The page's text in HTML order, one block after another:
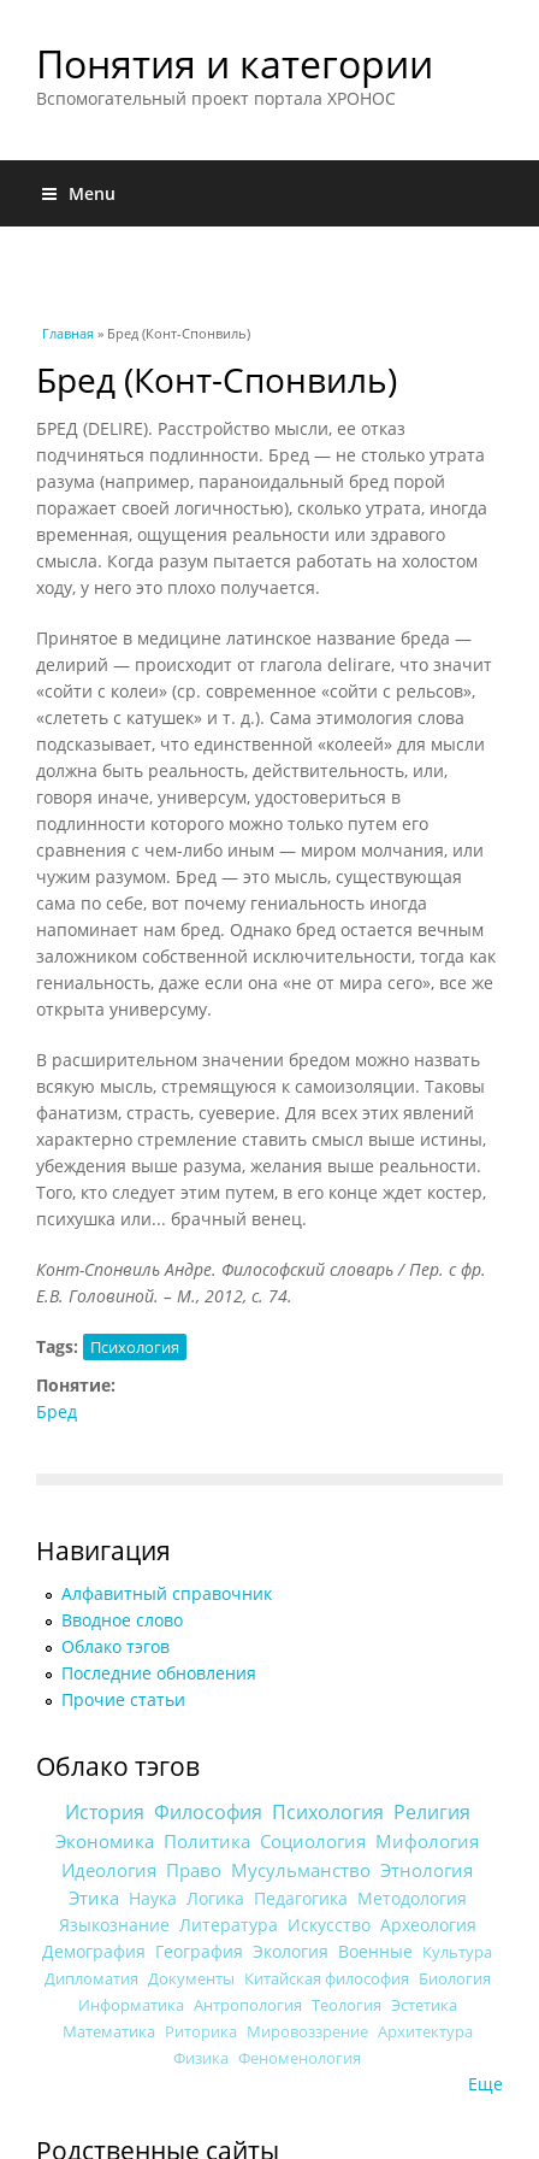
Понятия и категории
Вспомогательный проект портала ХРОНОС
Menu
Вы здесь
Главная » Бред (Конт-Спонвиль)
Бред (Конт-Спонвиль)
БРЕД (DELIRE). Расстройство мысли, ее отказ
подчиняться подлинности. Бред — не столько утрата
разума (например, параноидальный бред порой
поражает своей логичностью), сколько утрата, иногда
временная, ощущения реальности или здравого
смысла. Когда разум пытается работать на холостом
ходу, у него это плохо получается.
Принятое в медицине латинское название бреда —
делирий — происходит от глагола delirare, что значит
«сойти с колеи» (ср. современное «сойти с рельсов»,
«слететь с катушек» и т. д.). Сама этимология слова
подсказывает, что единственной «колеей» для мысли
должна быть реальность, действительность, или,
говоря иначе, универсум, удостовериться в
подлинности которого можно только путем его
сравнения с чем-либо иным — миром молчания, или
чужим разумом. Бред — это мысль, существующая
сама по себе, вот почему гениальность иногда
напоминает нам бред. Однако бред остается вечным
заложником собственной исключительности, тогда как
гениальность, даже если она «не от мира сего», все же
открыта универсуму.
В расширительном значении бредом можно назвать
всякую мысль, стремящуюся к самоизоляции. Таковы
фанатизм, страсть, суеверие. Для всех этих явлений
характерно стремление ставить смысл выше истины,
убеждения выше разума, желания выше реальности.
Того, кто следует этим путем, в его конце ждет костер,
психушка или... брачный венец.
Конт-Спонвиль Андре. Философский словарь / Пер. с фр.
Е.В. Головиной. – М., 2012, с. 74.
Tags: Психология
Понятие:
Бред
Навигация
Алфавитный справочник
Вводное слово
Облако тэгов
Последние обновления
Прочие статьи
Облако тэгов
История Философия Психология Религия
Экономика Политика Социология Мифология
Идеология Право Мусульманство Этнология
Этика Наука Логика Педагогика Методология
Языкознание Литература Искусство Археология
Демография География Экология Военные Культура
Дипломатия Документы Китайская философия Биология
Информатика Антропология Теология Эстетика
Математика Риторика Мировоззрение Архитектура
Физика Феноменология
Еще
Родственные сайты